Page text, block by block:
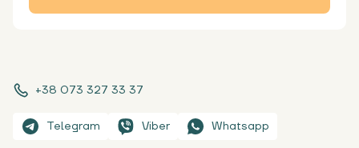
+38 073 327 33 37
Telegram Viber Whatsapp